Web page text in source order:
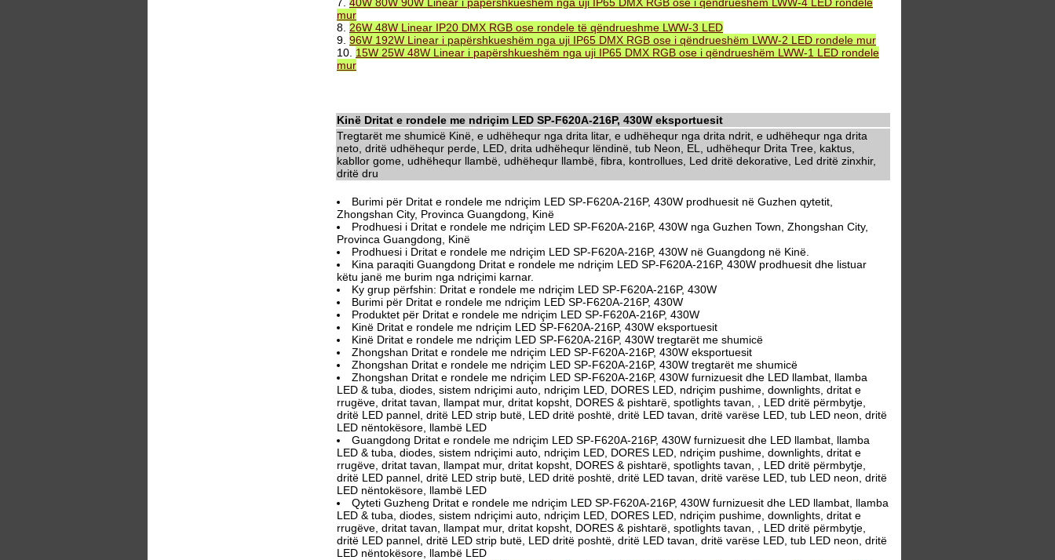
mur
8. 26W 48W Linear IP20 DMX RGB ose rondele të qëndrueshme LWW-3 LED
9. 96W 192W Linear i papërshkueshëm nga uji IP65 DMX RGB ose i qëndrueshëm LWW-2 LED rondele mur
10. 15W 25W 48W Linear i papërshkueshëm nga uji IP65 DMX RGB ose i qëndrueshëm LWW-1 LED rondele
mur
Kinë Dritat e rondele me ndriçim LED SP-F620A-216P, 430W eksportuesit
Tregtarët me shumicë Kinë, e udhëhequr nga drita litar, e udhëhequr nga drita ndrit, e udhëhequr nga drita
neto, dritë udhëhequr perde, LED, drita udhëhequr lëndinë, tub Neon, EL, udhëhequr Drita Tree, kaktus,
kabllor gome, udhëhequr llambë, udhëhequr llambë, fibra, kontrollues, Led dritë dekorative, Led dritë zinxhir,
dritë dru
Burimi për Dritat e rondele me ndriçim LED SP-F620A-216P, 430W prodhuesit në Guzhen qytetit,
Zhongshan City, Provinca Guangdong, Kinë
Prodhuesi i Dritat e rondele me ndriçim LED SP-F620A-216P, 430W nga Guzhen Town, Zhongshan City,
Provinca Guangdong, Kinë
Prodhuesi i Dritat e rondele me ndriçim LED SP-F620A-216P, 430W në Guangdong në Kinë.
Kina paraqiti Guangdong Dritat e rondele me ndriçim LED SP-F620A-216P, 430W prodhuesit dhe listuar
këtu janë me burim nga ndriçimi karnar.
Ky grup përfshin: Dritat e rondele me ndriçim LED SP-F620A-216P, 430W
Burimi për Dritat e rondele me ndriçim LED SP-F620A-216P, 430W
Produktet për Dritat e rondele me ndriçim LED SP-F620A-216P, 430W
Kinë Dritat e rondele me ndriçim LED SP-F620A-216P, 430W eksportuesit
Kinë Dritat e rondele me ndriçim LED SP-F620A-216P, 430W tregtarët me shumicë
Zhongshan Dritat e rondele me ndriçim LED SP-F620A-216P, 430W eksportuesit
Zhongshan Dritat e rondele me ndriçim LED SP-F620A-216P, 430W tregtarët me shumicë
Zhongshan Dritat e rondele me ndriçim LED SP-F620A-216P, 430W furnizuesit dhe LED llambat, llamba
LED & tuba, diodes, sistem ndriçimi auto, ndriçim LED, DORES LED, ndriçim pushime, downlights, dritat e
rrugëve, dritat tavan, llampat mur, dritat kopsht, DORES & pishtarë, spotlights tavan, , LED dritë përmbytje,
dritë LED pannel, dritë LED strip butë, LED dritë poshtë, dritë LED tavan, dritë varëse LED, tub LED neon, dritë
LED nëntokësore, llambë LED
Guangdong Dritat e rondele me ndriçim LED SP-F620A-216P, 430W furnizuesit dhe LED llambat, llamba
LED & tuba, diodes, sistem ndriçimi auto, ndriçim LED, DORES LED, ndriçim pushime, downlights, dritat e
rrugëve, dritat tavan, llampat mur, dritat kopsht, DORES & pishtarë, spotlights tavan, , LED dritë përmbytje,
dritë LED pannel, dritë LED strip butë, LED dritë poshtë, dritë LED tavan, dritë varëse LED, tub LED neon, dritë
LED nëntokësore, llambë LED
Qyteti Guzheng Dritat e rondele me ndriçim LED SP-F620A-216P, 430W furnizuesit dhe LED llambat, llamba
LED & tuba, diodes, sistem ndriçimi auto, ndriçim LED, DORES LED, ndriçim pushime, downlights, dritat e
rrugëve, dritat tavan, llampat mur, dritat kopsht, DORES & pishtarë, spotlights tavan, , LED dritë përmbytje,
dritë LED pannel, dritë LED strip butë, LED dritë poshtë, dritë LED tavan, dritë varëse LED, tub LED neon, dritë
LED nëntokësore, llambë LED